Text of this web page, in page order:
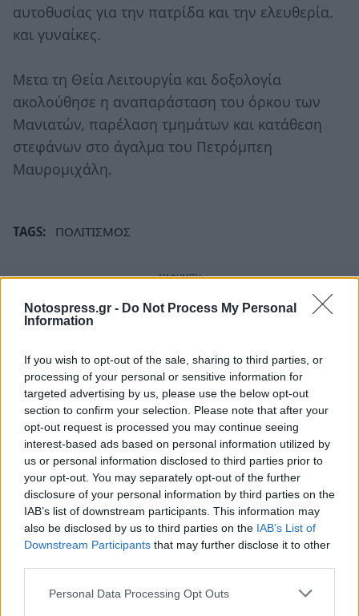
Notospress.gr - Do Not Process My Personal
Information
If you wish to opt-out of the sale, sharing to third parties, or
processing of your personal or sensitive information for
targeted advertising by us, please use the below opt-out
section to confirm your selection. Please note that after your
opt-out request is processed you may continue seeing
interest-based ads based on personal information utilized by
us or personal information disclosed to third parties prior to
your opt-out. You may separately opt-out of the further
disclosure of your personal information by third parties on the
IAB’s list of downstream participants. This information may
also be disclosed by us to third parties on the IAB’s List of
Downstream Participants that may further disclose it to other
Personal Data Processing Opt Outs
αυτοθυσίας για την πατρίδα και την ελευθερία.
και γυναίκες.
Μετα τη Θεία Λειτουργία και δοξολογία
ακολούθησε η αναπαράσταση του όρκου των
Μανιατών, παρέλαση τμημάτων και κατάθεση
στεφάνων στο άγαλμα του Πετρόμπεη
Μαυρομιχάλη.
TAGS: ΠΟΛΙΤΙΣΜΟΣ